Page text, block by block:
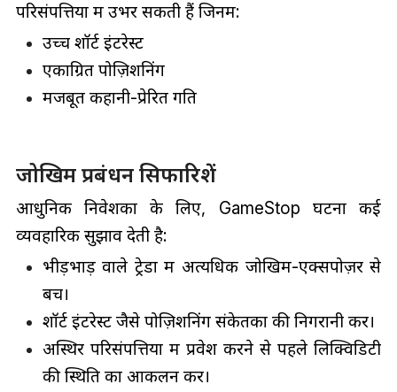
परिसंपत्तियों में उभर सकती हैं जिनमें:
उच्च शॉर्ट इंटरेस्ट
एकाग्रित पोज़िशनिंग
मजबूत कहानी-प्रेरित गति
जोखिम प्रबंधन सिफारिशें
आधुनिक निवेशकों के लिए, GameStop घटना कई
व्यवहारिक सुझाव देती है:
भीड़भाड़ वाले ट्रेडों में अत्यधिक जोखिम-एक्सपोज़र से
बचें।
शॉर्ट इंटरेस्ट जैसे पोज़िशनिंग संकेतकों की निगरानी करें।
अस्थिर परिसंपत्तियों में प्रवेश करने से पहले लिक्विडिटी
की स्थिति का आकलन करें।